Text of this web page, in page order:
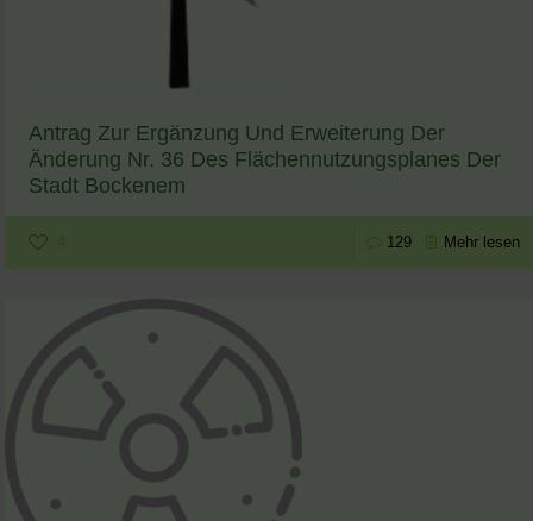
Antrag Zur Ergänzung Und Erweiterung Der
Änderung Nr. 36 Des Flächennutzungsplanes Der
Stadt Bockenem
129 Mehr lesen